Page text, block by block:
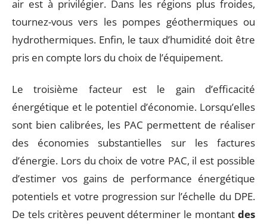
air est à privilégier. Dans les régions plus froides,
tournez-vous vers les pompes géothermiques ou
hydrothermiques. Enfin, le taux d’humidité doit être
pris en compte lors du choix de l’équipement.
Le troisième facteur est le gain d’efficacité
énergétique et le potentiel d’économie. Lorsqu’elles
sont bien calibrées, les PAC permettent de réaliser
des économies substantielles sur les factures
d’énergie. Lors du choix de votre PAC, il est possible
d’estimer vos gains de performance énergétique
potentiels et votre progression sur l’échelle du DPE.
De tels critères peuvent déterminer le montant des